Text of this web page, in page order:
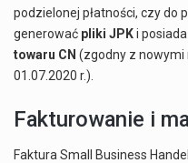
podzielonej płatności, czy do
generować pliki JPKi
towaru CN (zgodny z nowymi
01.07.2020 r.).
Fakturowanie i
Faktura Small Business